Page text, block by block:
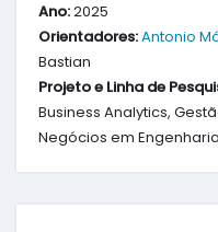
Ano:2025
Orientadores:Antonio
Bastian
Projeto e Linha de
Business Analytics,
Negócios em Engenharia